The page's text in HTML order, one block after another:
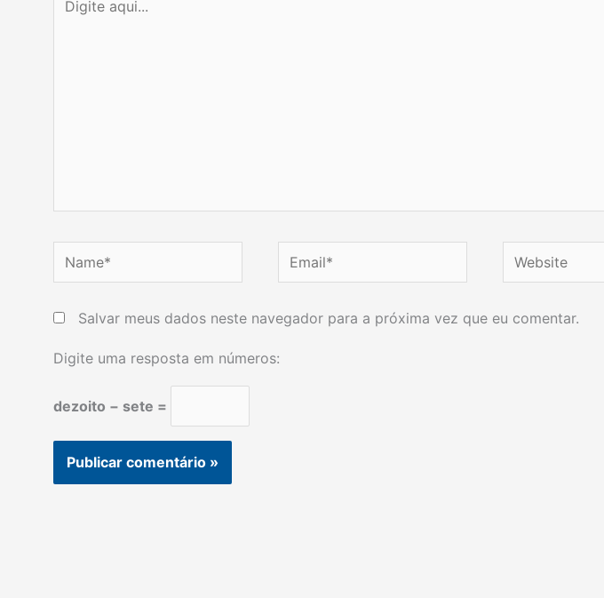
aqui...
Name* Email* Website
Salvar meus dados neste navegador para a próxima vez que eu comentar.
Digite uma resposta em números:
dezoito − sete =